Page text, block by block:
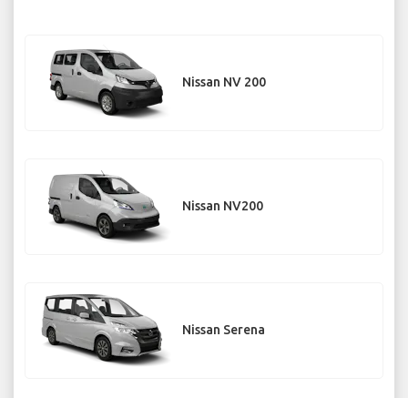
Nissan NV 200
Nissan NV200
Nissan Serena